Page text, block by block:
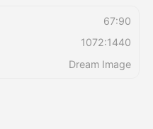
67:90
1072:1440
Dream Image